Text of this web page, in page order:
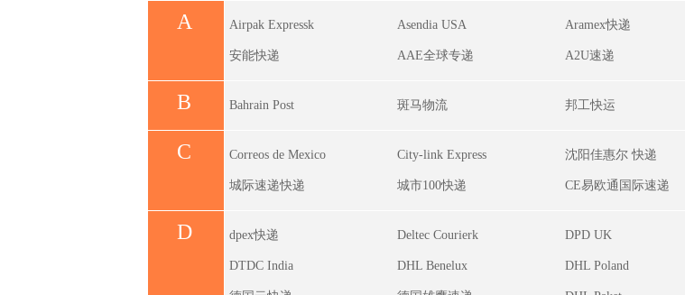
A Airpak Expressk Asendia USA Aramex快递
安能快递 AAE全球专递 A2U速递
B Bahrain Post 斑马物流 邦工快运
C Correos de Mexico City-link Express 沈阳佳惠尔 快递
城际速递快递 城市100快递 CE易欧通国际速递
D dpex快递 Deltec Courierk DPD UK
DTDC India DHL Benelux DHL Poland